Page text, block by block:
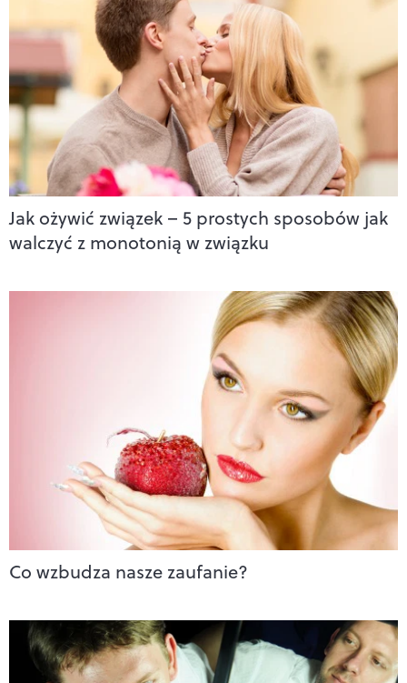
Jak ożywić związek – 5 prostych sposobów jak
walczyć z monotonią w związku
Co wzbudza nasze zaufanie?